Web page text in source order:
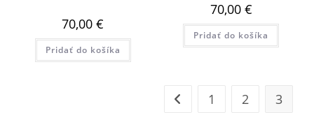
70,00€
Pridať do košíka
70,00 €
Pridať do košíka
1 2 3